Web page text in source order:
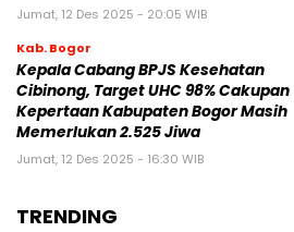
Jumat, 12 Des 2025 - 20:05 WIB
Kab. Bogor
Kepala Cabang BPJS Kesehatan
Cibinong, Target UHC 98% Cakupan
Kepertaan Kabupaten Bogor Masih
Memerlukan 2.525 Jiwa
Jumat, 12 Des 2025 - 16:30 WIB
TRENDING